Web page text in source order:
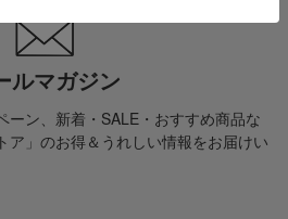
ルマガジン
ーン、新着・SALE・おすすめ商品な
ア」のお得＆うれしい情報をお届けい